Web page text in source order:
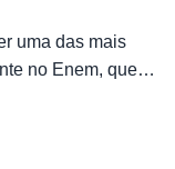
uma das mais
no Enem, que